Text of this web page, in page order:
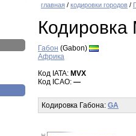
главная / кодировки городов /
Кодировка
Габон (Gabon)
Африка
Код IATA: MVX
Код ICAO: —
Кодировка Габона: GA